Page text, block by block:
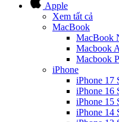
Apple
Xem tất cả
MacBook
MacBook
Macbook
Macbook
iPhone
iPhone 17
iPhone 16
iPhone 15
iPhone 14